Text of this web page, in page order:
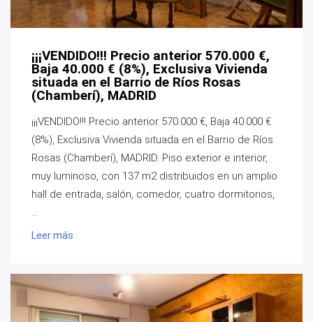
¡¡¡VENDIDO!!! Precio anterior 570.000 €,
Baja 40.000 € (8%), Exclusiva Vivienda
situada en el Barrio de Ríos Rosas
(Chamberí), MADRID
¡¡¡VENDIDO!!! Precio anterior 570.000 €, Baja 40.000 €
(8%), Exclusiva Vivienda situada en el Barrio de Ríos
Rosas (Chamberí), MADRID. Piso exterior e interior,
muy luminoso, con 137 m2 distribuidos en un amplio
hall de entrada, salón, comedor, cuatro dormitorios,
...
Leer más